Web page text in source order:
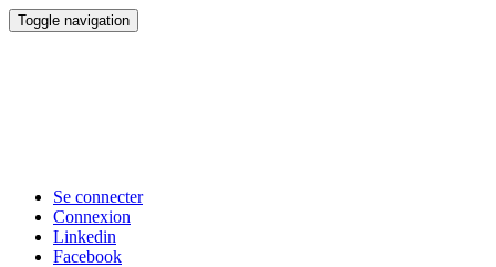
Toggle navigation
Se connecter
Connexion
Linkedin
Facebook